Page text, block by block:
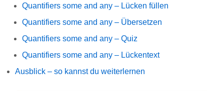
Quantifiers some and any – Lücken füllen
Quantifiers some and any – Übersetzen
Quantifiers some and any – Quiz
Quantifiers some and any – Lückentext
Ausblick – so kannst du weiterlernen